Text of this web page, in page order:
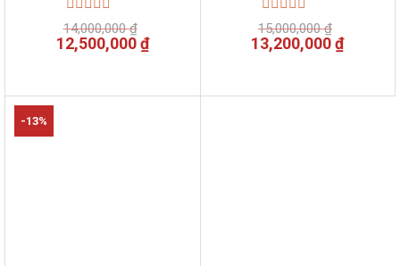
Được
xếp
hạng
sao
14,000,000₫
Giá
gốc
14,000,000 ₫.
12,500,000₫Giá
hiện
là:
Được
xếp
hạng
sao
15,000,000₫
Giá
gốc
15,000,000 ₫.
13,200,000₫Giá
là:
-13%